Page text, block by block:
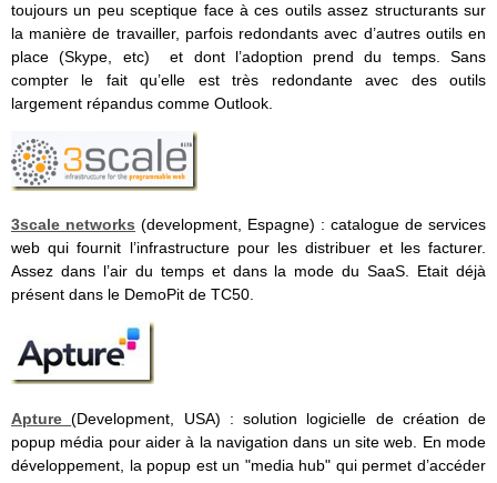
toujours un peu sceptique face à ces outils assez structurants sur
la manière de travailler, parfois redondants avec d’autres outils en
place (Skype, etc) et dont l’adoption prend du temps. Sans
compter le fait qu’elle est très redondante avec des outils
largement répandus comme Outlook.
3scale networks (development, Espagne) : catalogue de services
web qui fournit l’infrastructure pour les distribuer et les facturer.
Assez dans l’air du temps et dans la mode du SaaS. Etait déjà
présent dans le DemoPit de TC50.
Apture(Development, USA) : solution logicielle de création de
popup média pour aider à la navigation dans un site web. En mode
développement, la popup est un "media hub" qui permet d’accéder